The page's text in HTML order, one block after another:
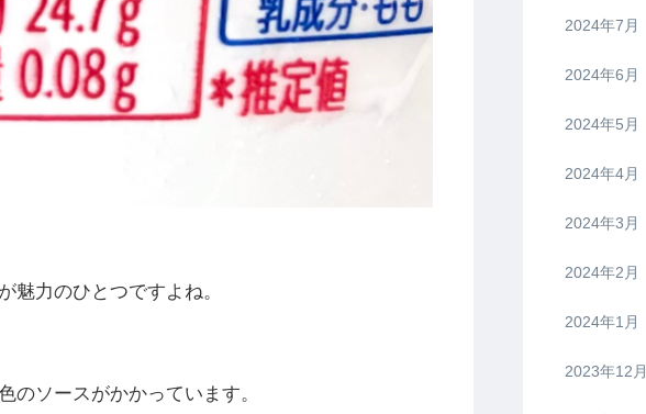
魅力のひとつですよね。
のソースがかかっています。
2024年7月
2024年6月
2024年5月
2024年4月
2024年3月
2024年2月
2024年1月
2023年12月